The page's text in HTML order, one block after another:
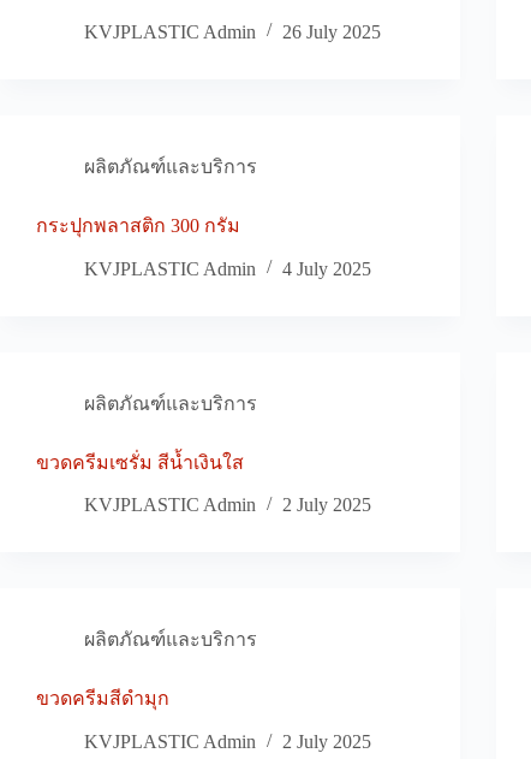
KVJPLASTIC Admin 26 July 2025
ผลิตภัณฑ์และบริการ
กระปุกพลาสติก 300 กรัม
KVJPLASTIC Admin 4 July 2025
ผลิตภัณฑ์และบริการ
ขวดครีมเซรั่ม สีน้ำเงินใส
KVJPLASTIC Admin 2 July 2025
ผลิตภัณฑ์และบริการ
ขวดครีมสีดำมุก
KVJPLASTIC Admin 2 July 2025